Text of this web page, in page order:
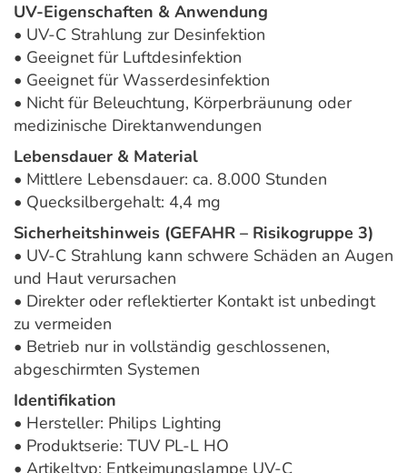
UV-Eigenschaften & Anwendung
• UV-C Strahlung zur Desinfektion
• Geeignet für Luftdesinfektion
• Geeignet für Wasserdesinfektion
• Nicht für Beleuchtung, Körperbräunung oder
medizinische Direktanwendungen
Lebensdauer & Material
• Mittlere Lebensdauer: ca. 8.000 Stunden
• Quecksilbergehalt: 4,4 mg
Sicherheitshinweis (GEFAHR – Risikogruppe 3)
• UV-C Strahlung kann schwere Schäden an Augen
und Haut verursachen
• Direkter oder reflektierter Kontakt ist unbedingt
zu vermeiden
• Betrieb nur in vollständig geschlossenen,
abgeschirmten Systemen
Identifikation
• Hersteller: Philips Lighting
• Produktserie: TUV PL-L HO